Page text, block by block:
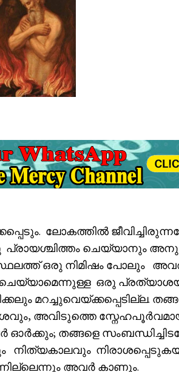
ലോകത്തിൽ
ചെയ്യാനും
ഒരു നിമിഷം പോലും
ചെയ്യാമെന്നുള്ള ഒരു
മറച്ചുവെയ്ക്കപ്പെടില്ല. തങ്ങൾ
അവിടുത്തെ
തങ്ങളെ
നിത്യകാലവും
അവർ കാണും.